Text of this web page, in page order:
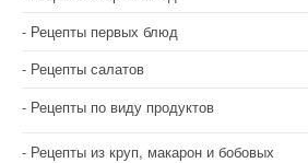
Рецепты первых блюд
Рецепты салатов
Рецепты по виду продуктов
Рецепты из круп, макарон и бобовых